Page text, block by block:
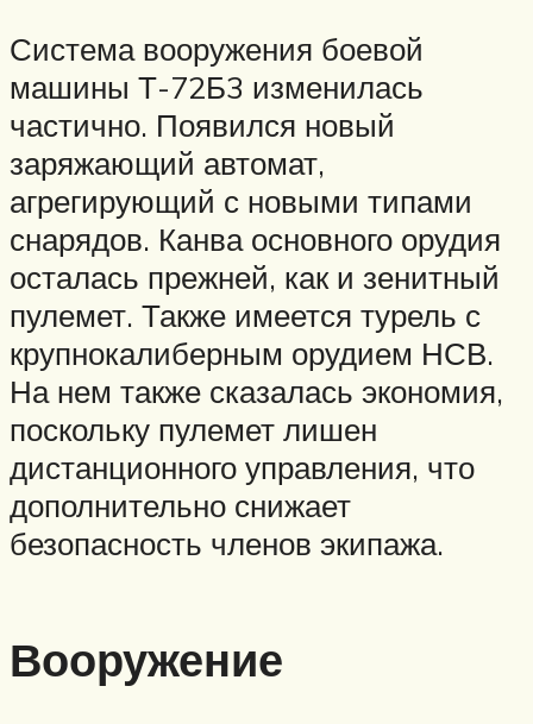
Система вооружения боевой
машины Т-72Б3 изменилась
частично. Появился новый
заряжающий автомат,
агрегирующий с новыми типами
снарядов. Канва основного орудия
осталась прежней, как и зенитный
пулемет. Также имеется турель с
крупнокалиберным орудием НСВ.
На нем также сказалась экономия,
поскольку пулемет лишен
дистанционного управления, что
дополнительно снижает
безопасность членов экипажа.
Вооружение